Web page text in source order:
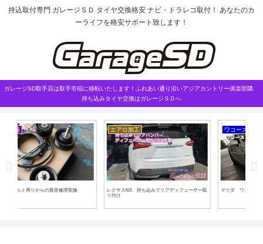
持込取付専門 ガレージＳＤ タイヤ交換格安 ナビ・ドラレコ取付！ あなたのカ
ーライフを格安サポート致します！
ガレージSD取手店は取手市稲に移転いたします！ふれあい通り沿いアジアカントリー俱楽部隣
持ち込みタイヤ交換はガレージＳＤへ
エアロ加工
レクサスNX 持ち込みでリアディフューザー取
ワコーズ
マツダ ワコーズディーゼル２を施工